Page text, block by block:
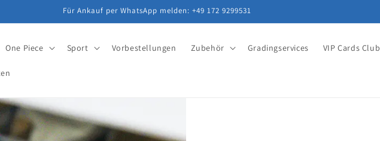
Für Ankauf per WhatsApp melden: +49 172 9299531
One Piece Sport Vorbestellungen Zubehör Gradingservices VIP Cards Club